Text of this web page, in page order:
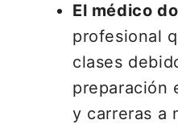
El médico
profesional
clases
preparación
y carreras a